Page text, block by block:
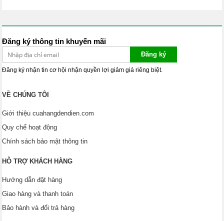
Đăng ký thông tin khuyến mãi
Đăng ký
Đăng ký nhận tin cơ hội nhận quyền lợi giảm giá riêng biệt.
VỀ CHÚNG TÔI
Giới thiệu cuahangdendien.com
Quy chế hoạt động
Chính sách bảo mật thông tin
HỖ TRỢ KHÁCH HÀNG
Hướng dẫn đặt hàng
Giao hàng và thanh toán
Bảo hành và đổi trả hàng